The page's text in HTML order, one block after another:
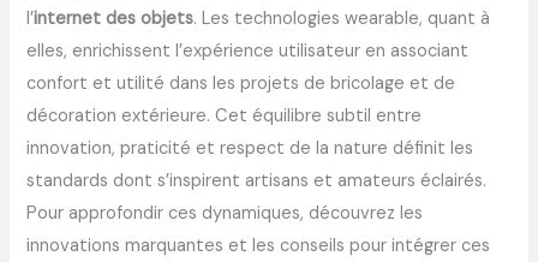
l’internet des objets. Les technologies wearable, quant à
elles, enrichissent l’expérience utilisateur en associant
confort et utilité dans les projets de bricolage et de
décoration extérieure. Cet équilibre subtil entre
innovation, praticité et respect de la nature définit les
standards dont s’inspirent artisans et amateurs éclairés.
Pour approfondir ces dynamiques, découvrez les
innovations marquantes et les conseils pour intégrer ces